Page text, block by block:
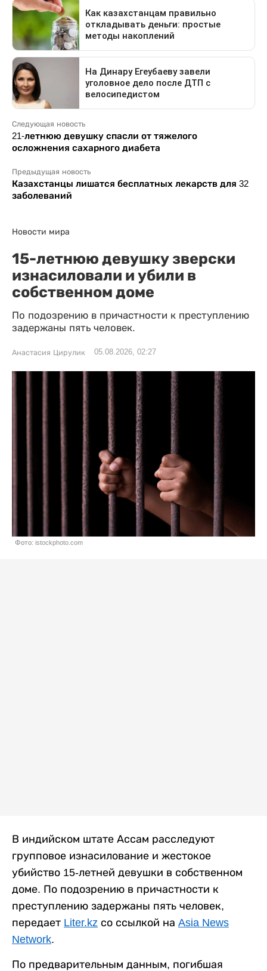
Следующая новость
21-летнюю девушку спасли от тяжелого
осложнения сахарного диабета
Предыдущая новость
Казахстанцы лишатся бесплатных лекарств для 32
заболеваний
Новости мира
15-летнюю девушку зверски
изнасиловали и убили в
собственном доме
По подозрению в причастности к преступлению
задержаны пять человек.
Анастасия Цирулик 05.08.2026, 02:27
Фото: istockphoto.com
В индийском штате Ассам расследуют
групповое изнасилование и жестокое
убийство 15-летней девушки в собственном
доме. По подозрению в причастности к
преступлению задержаны пять человек,
передает Liter.kz со ссылкой на Asia News
Network.
По предварительным данным, погибшая